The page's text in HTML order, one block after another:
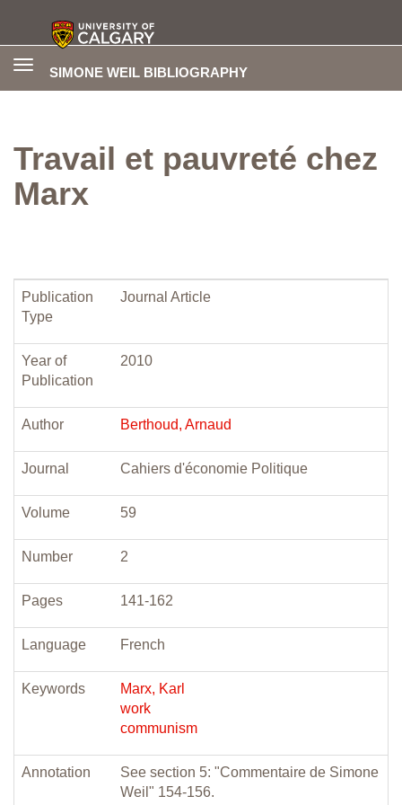
SIMONE WEIL BIBLIOGRAPHY
Toggle
Travail et pauvreté chez
Marx
Publication
Type
Journal Article
Year of
Publication
2010
Author Berthoud, Arnaud
Journal Cahiers d'économie Politique
Volume 59
Number 2
Pages 141-162
Language French
Keywords
Marx, Karl
work
communism
Annotation
See section 5: "Commentaire de Simone
Weil" 154-156.